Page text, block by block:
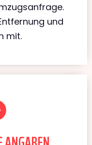
und
mit.